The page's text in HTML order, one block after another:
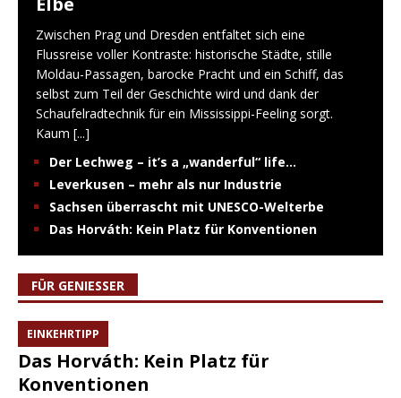
Zwischen Prag und Dresden entfaltet sich eine
Flussreise voller Kontraste: historische Städte, stille
Moldau-Passagen, barocke Pracht und ein Schiff, das
selbst zum Teil der Geschichte wird und dank der
Schaufelradtechnik für ein Mississippi-Feeling sorgt.
Kaum [...]
Der Lechweg – it’s a „wanderful“ life…
Leverkusen – mehr als nur Industrie
Sachsen überrascht mit UNESCO-Welterbe
Das Horváth: Kein Platz für Konventionen
FÜR GENIESSER
EINKEHRTIPP
Das Horváth: Kein Platz für
Konventionen